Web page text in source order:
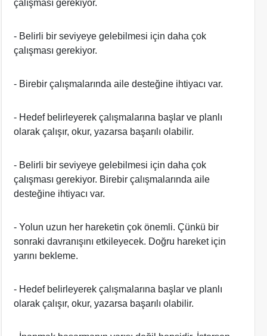
çalışması gerekiyor.
- Belirli bir seviyeye gelebilmesi için daha çok
çalışması gerekiyor.
- Birebir çalışmalarında aile desteğine ihtiyacı var.
- Hedef belirleyerek çalışmalarına başlar ve planlı
olarak çalışır, okur, yazarsa başarılı olabilir.
- Belirli bir seviyeye gelebilmesi için daha çok
çalışması gerekiyor. Birebir çalışmalarında aile
desteğine ihtiyacı var.
- Yolun uzun her hareketin çok önemli. Çünkü bir
sonraki davranışını etkileyecek. Doğru hareket için
yarını bekleme.
- Hedef belirleyerek çalışmalarına başlar ve planlı
olarak çalışır, okur, yazarsa başarılı olabilir.